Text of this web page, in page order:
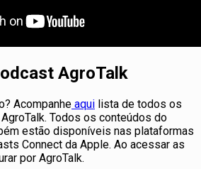
AgroTalk
Acompanhe aqui lista de todos os
Todos os conteúdos do
estão disponíveis nas plataformas
Connect da Apple. Ao acessar as
por AgroTalk.